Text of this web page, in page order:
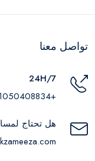
تواصل معنا
24H/7
+201050408834
هل تحتاج